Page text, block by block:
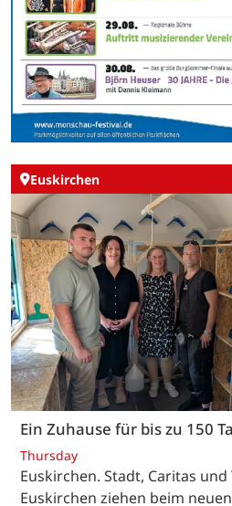
Euskirchen
Ein Zuhause für bis zu 150
Thursday
Euskirchen. Stadt, Caritas
Euskirchen ziehen beim